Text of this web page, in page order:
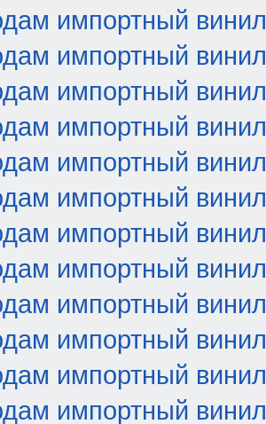
импортный винил
импортный винил
импортный винил
импортный винил
импортный винил
импортный винил
импортный винил
импортный винил
импортный винил
импортный винил
импортный винил
импортный винил